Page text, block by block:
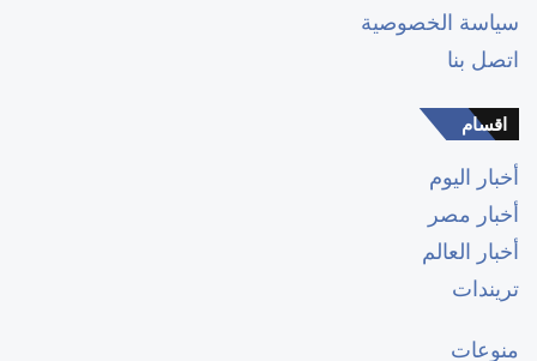
سياسة الخصوصية
اتصل بنا
اقسام
أخبار اليوم
أخبار مصر
أخبار العالم
تريندات
منوعات